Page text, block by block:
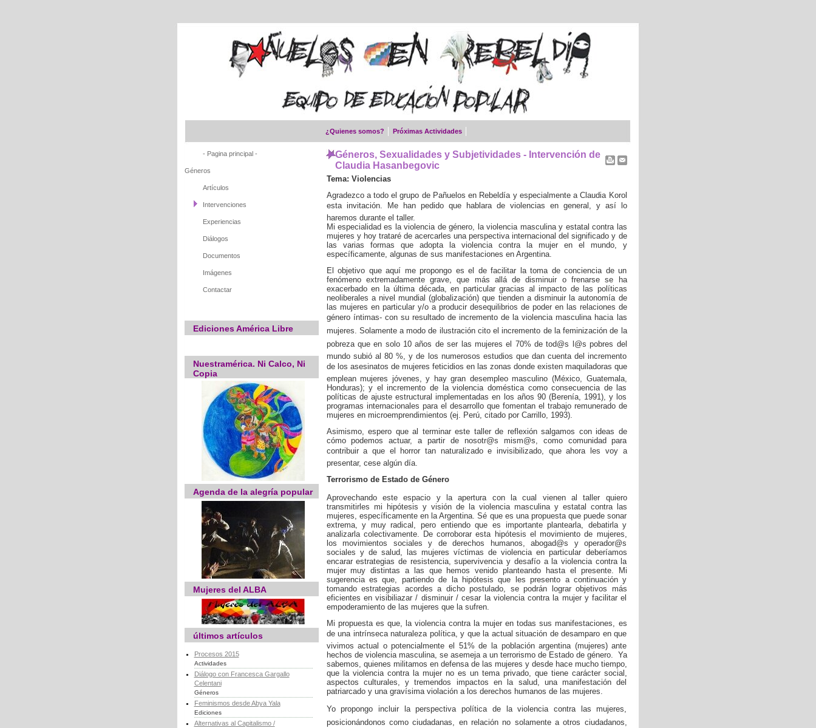
¿Quienes somos? Próximas Actividades
- Pagina principal -
Géneros
Artículos
Intervenciones
Experiencias
Diálogos
Documentos
Imágenes
Contactar
Ediciones América Libre
Nuestramérica. Ni Calco, Ni
Copia
Agenda de la alegría popular
Mujeres del ALBA
últimos artículos
Procesos 2015
Actividades
Diálogo con Francesca Gargallo
Celentani
Géneros
Feminismos desde Abya Yala
Ediciones
Alternativas al Capitalismo /
Géneros, Sexualidades y Subjetividades - Intervención de
Claudia Hasanbegovic
Tema: Violencias
Agradezco a todo el grupo de Pañuelos en Rebeldía y especialmente a Claudia Korol
esta invitación. Me han pedido que hablara de violencias en general, y así lo
haremos durante el taller.
Mi especialidad es la violencia de género, la violencia masculina y estatal contra las
mujeres y hoy trataré de acercarles una perspectiva internacional del significado y de
las varias formas que adopta la violencia contra la mujer en el mundo, y
específicamente, algunas de sus manifestaciones en Argentina.
El objetivo que aquí me propongo es el de facilitar la toma de conciencia de un
fenómeno extremadamente grave, que más allá de disminuir o frenarse se ha
exacerbado en la última década, en particular gracias al impacto de las políticas
neoliberales a nivel mundial (globalización) que tienden a disminuir la autonomía de
las mujeres en particular y/o a producir desequilibrios de poder en las relaciones de
género íntimas- con su resultado de incremento de la violencia masculina hacia las
mujeres. Solamente a modo de ilustración cito el incremento de la feminización de la
pobreza que en solo 10 años de ser las mujeres el 70% de tod@s l@s pobres del
mundo subió al 80 %, y de los numerosos estudios que dan cuenta del incremento
de los asesinatos de mujeres feticidios en las zonas donde existen maquiladoras que
emplean mujeres jóvenes, y hay gran desempleo masculino (México, Guatemala,
Honduras); y el incremento de la violencia doméstica como consecuencia de las
políticas de ajuste estructural implementadas en los años 90 (Berenía, 1991), y los
programas internacionales para el desarrollo que fomentan el trabajo remunerado de
mujeres en microemprendimientos (ej. Perú, citado por Carrillo, 1993).
Asimismo, espero que al terminar este taller de reflexión salgamos con ideas de
cómo podemos actuar, a partir de nosotr@s mism@s, como comunidad para
contribuir a que el horror tan naturalizado e invisibilizado, que ahora les voy a
presentar, cese algún día.
Terrorismo de Estado de Género
Aprovechando este espacio y la apertura con la cual vienen al taller quiero
transmitirles mi hipótesis y visión de la violencia masculina y estatal contra las
mujeres, específicamente en la Argentina. Sé que es una propuesta que puede sonar
extrema, y muy radical, pero entiendo que es importante plantearla, debatirla y
analizarla colectivamente. De corroborar esta hipótesis el movimiento de mujeres,
los movimientos sociales y de derechos humanos, abogad@s y operador@s
sociales y de salud, las mujeres víctimas de violencia en particular deberíamos
encarar estrategias de resistencia, supervivencia y desafío a la violencia contra la
mujer muy distintas a las que hemos venido planteando hasta el presente. Mi
sugerencia es que, partiendo de la hipótesis que les presento a continuación y
tomando estrategias acordes a dicho postulado, se podrán lograr objetivos más
eficientes en visibiliazar / disminuir / cesar la violencia contra la mujer y facilitar el
empoderamiento de las mujeres que la sufren.
Mi propuesta es que, la violencia contra la mujer en todas sus manifestaciones, es
de una intrínseca naturaleza política, y que la actual situación de desamparo en que
vivimos actual o potencialmente el 51% de la población argentina (mujeres) ante
hechos de violencia masculina, se asemeja a un terrorismo de Estado de género. Ya
sabemos, quienes militamos en defensa de las mujeres y desde hace mucho tiempo,
que la violencia contra la mujer no es un tema privado, que tiene carácter social,
aspectos culturales, y tremendos impactos en la salud, una manifestación del
patriarcado y una gravísima violación a los derechos humanos de las mujeres.
Yo propongo incluir la perspectiva política de la violencia contra las mujeres,
posicionándonos como ciudadanas, en relación no solamente a otros ciudadanos,